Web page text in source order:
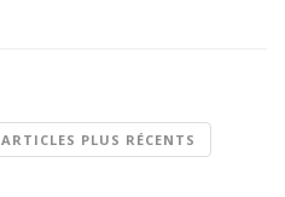
ARTICLES PLUS RÉCENTS